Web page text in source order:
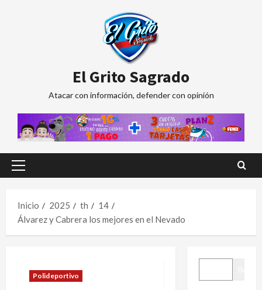
El Grito Sagrado
Atacar con información, defender con opinión
Menú
Inicio
2025 th
14
Álvarez y Cabrera los mejores en el Nevado
Polideportivo